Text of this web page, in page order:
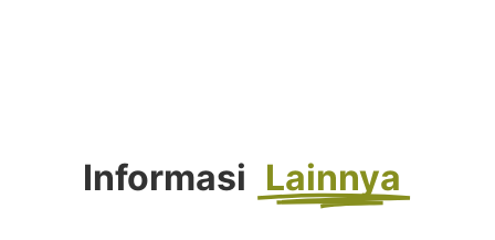
Informasi Lainnya